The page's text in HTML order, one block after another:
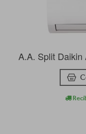
A.A. Split